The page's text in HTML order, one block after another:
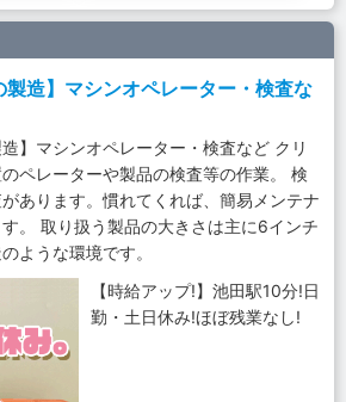
製造】マシンオペレーター・検査な
造】マシンオペレーター・検査など クリ
ペレーターや製品の検査等の作業。 検
あります。慣れてくれば、簡易メンテナ
。 取り扱う製品の大きさは主に6インチ
ような環境です。
【時給アップ!】池田駅10分!日
勤・土日休み!ほぼ残業なし!